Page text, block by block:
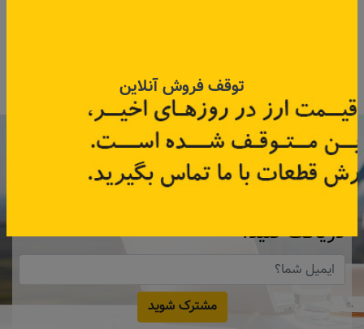
اطلاعات بیشتر اطلاعات بیشتر
با عضویت در خبرنامه رنویدک
همین حالا ۱۵ هزار تومان کد‌تخفیف خرید
دریافت کنید.
مشترک شوید
توقف فروش آنلاین